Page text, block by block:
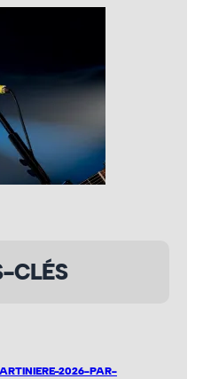
CLÉS
2026-PAR-